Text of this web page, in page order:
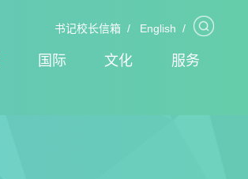
书记校长信箱 / English /
国际 文化 服务